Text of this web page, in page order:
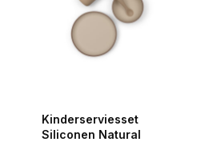
Kinderserviesset
Siliconen Natural